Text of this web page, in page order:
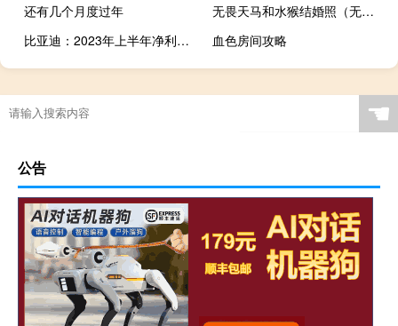
还有几个月度过年
无畏天马和水猴结婚照（无畏天马）
比亚迪：2023年上半年净利润109.54亿元同比增长204.68%
血色房间攻略
☚
公告